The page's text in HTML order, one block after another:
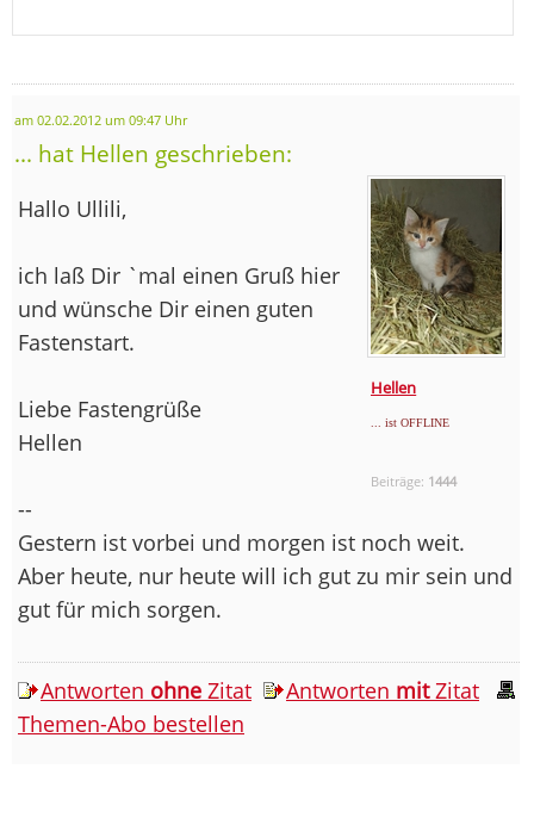
am 02.02.2012 um 09:47 Uhr
... hat Hellen geschrieben:
Hellen
... ist OFFLINE
Beiträge: 1444
Hallo Ullili,
ich laß Dir `mal einen Gruß hier
und wünsche Dir einen guten
Fastenstart.
Liebe Fastengrüße
Hellen
--
Gestern ist vorbei und morgen ist noch weit.
Aber heute, nur heute will ich gut zu mir sein und
gut für mich sorgen.
Antworten ohne Zitat Antworten mitZitat
Themen-Abo bestellen